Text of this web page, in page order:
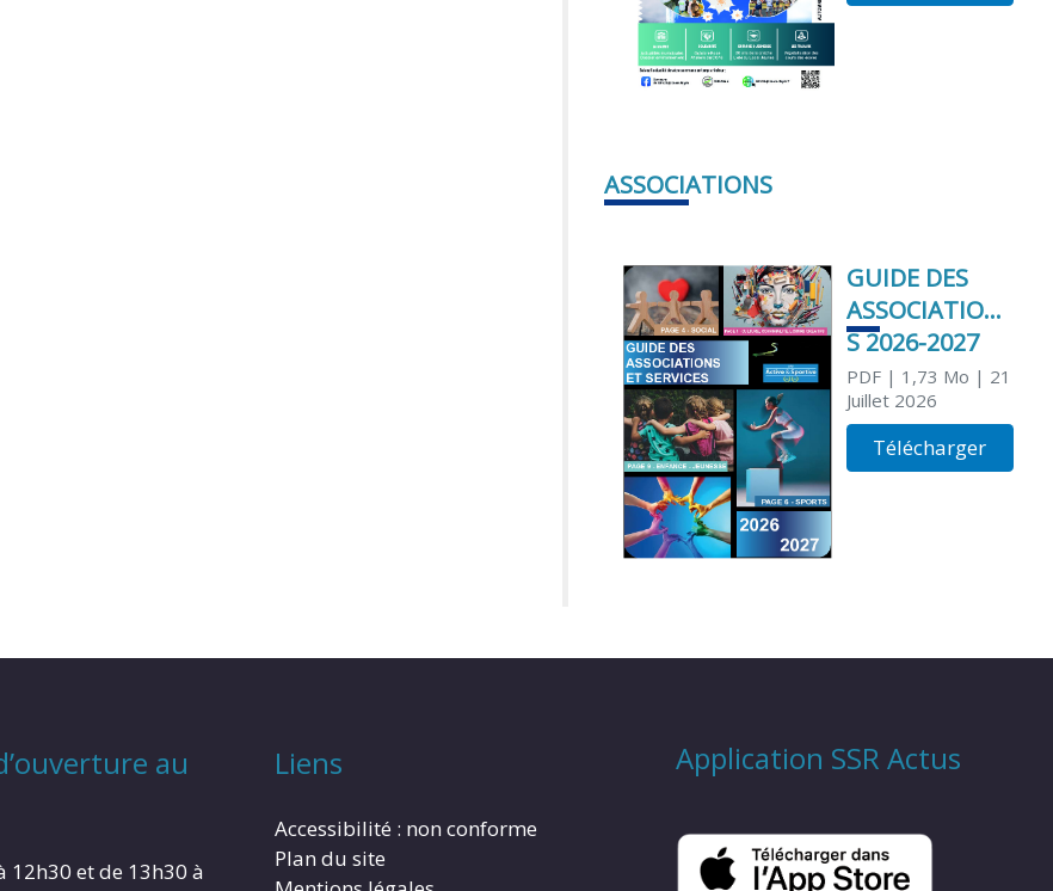
ASSOCIATIONS
GUIDE DES
ASSOCIATION
S 2026-2027
PDF| 1,73 Mo | 21
Juillet 2026
Télécharger
au
12h30 et de 13h30 à
Liens
Accessibilité : non conforme
Plan du site
Application SSR Actus